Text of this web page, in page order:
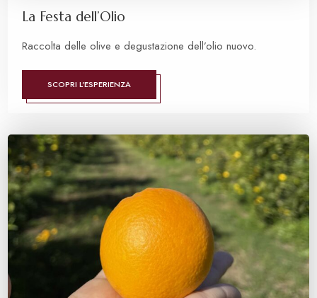
La Festa dell’Olio
Raccolta delle olive e degustazione dell’olio nuovo.
SCOPRI L'ESPERIENZA